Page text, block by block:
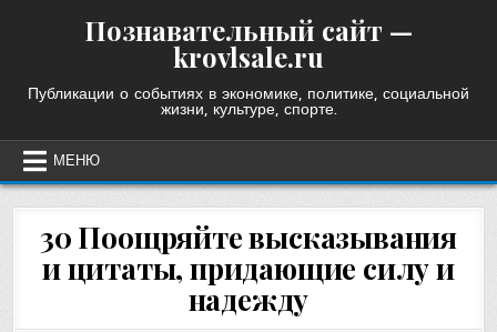
Познавательный сайт —
krovlsale.ru
Публикации о событиях в экономике, политике, социальной
жизни, культуре, спорте.
МЕНЮ
30 Поощряйте высказывания
и цитаты, придающие силу и
надежду